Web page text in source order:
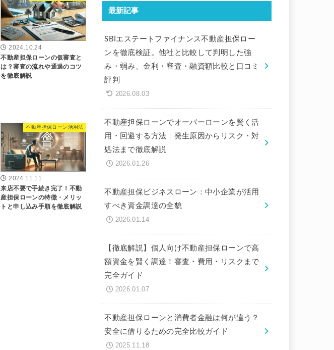
2024.10.24
不動産担保ローンの仮審査と
は？審査の流れや通過のコツ
を徹底解説
不動産担保ローン活用法
2024.11.11
来店不要で手続き完了！不動
産担保ローンの特徴・メリッ
トと申し込み手順を徹底解説
最新記事
SBIエステートファイナンス不動産担保ロー
ンを徹底検証。他社と比較して判明した強
み・弱み、金利・審査・融資額比較と口コミ
評判
2026.08.03
不動産担保ローンでオーバーローンを賢く活
用・回避する方法｜発生原因からリスク・対
処法まで徹底解説
2026.01.26
不動産担保ビジネスローン：中小企業が活用
すべき資金調達の全貌
2026.01.14
【徹底解説】個人向け不動産担保ローンで高
額資金を賢く調達！審査・費用・リスクまで
完全ガイド
2026.01.07
不動産担保ローンと消費者金融は何が違う？
安全に借りるための完全比較ガイド
2025.11.18